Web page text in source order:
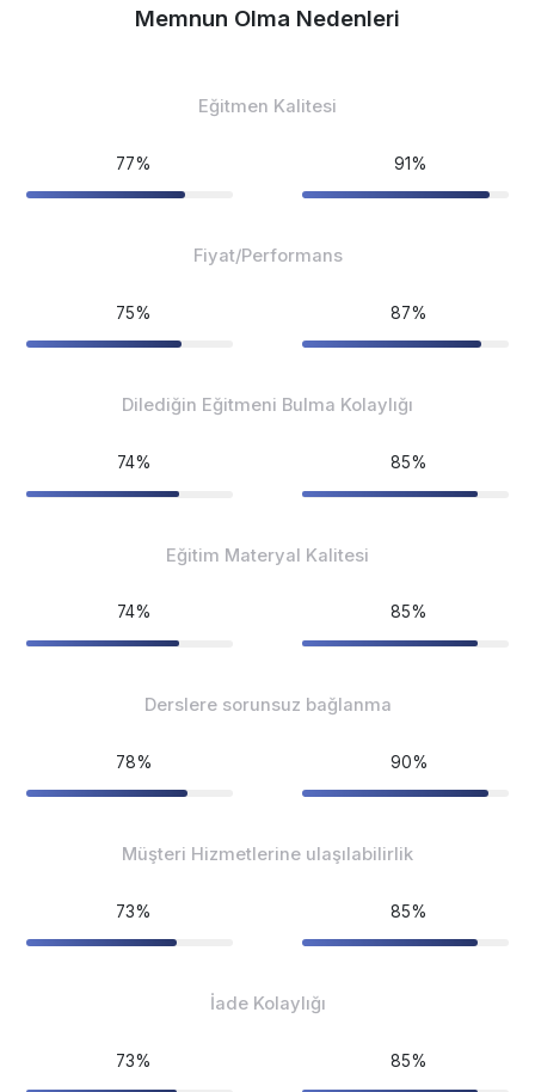
Memnun Olma Nedenleri
Eğitmen Kalitesi
77% 91%
Fiyat/Performans
75% 87%
Dilediğin Eğitmeni Bulma Kolaylığı
74% 85%
Eğitim Materyal Kalitesi
74% 85%
Derslere sorunsuz bağlanma
78% 90%
Müşteri Hizmetlerine ulaşılabilirlik
73% 85%
İade Kolaylığı
73% 85%